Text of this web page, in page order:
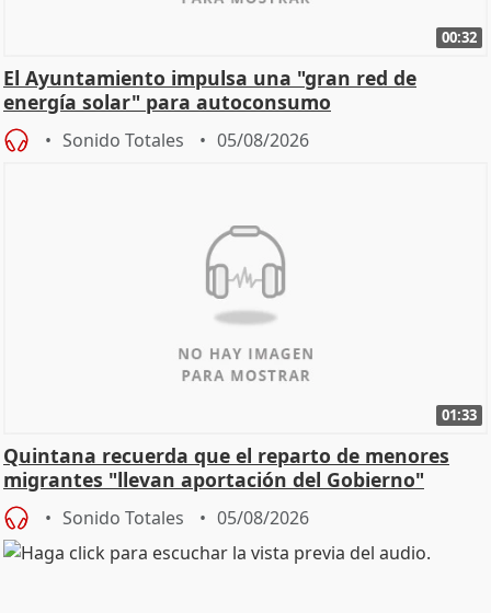
00:32
El Ayuntamiento impulsa una "gran red de
energía solar" para autoconsumo
Sonido Totales 05/08/2026
01:33
Quintana recuerda que el reparto de menores
migrantes "llevan aportación del Gobierno"
central
Sonido Totales 05/08/2026